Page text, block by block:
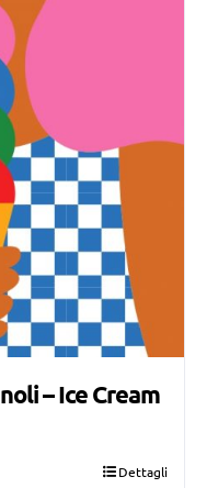
– Ice Cream
Dettagli